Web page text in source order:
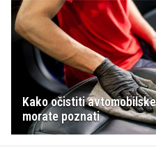
Kako očistiti
morate poznati